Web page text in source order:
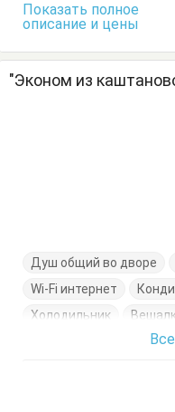
Показать полное
описание и цены
"Эконом из
Душ общий во дворе
Wi-Fi интернет
Холодильник